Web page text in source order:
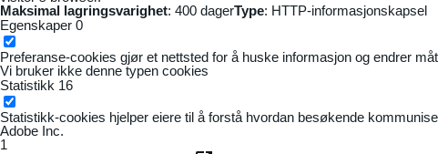
Maksimal lagringsvarighet: 400 dagerType: HTTP-informasjonskapsel
Egenskaper 0
Preferanse-cookies gjør et nettsted for å huske informasjon og endrer
Vi bruker ikke denne typen cookies
Statistikk 16
Statistikk-cookies hjelper eiere til å forstå hvordan besøkende
Adobe Inc.
1